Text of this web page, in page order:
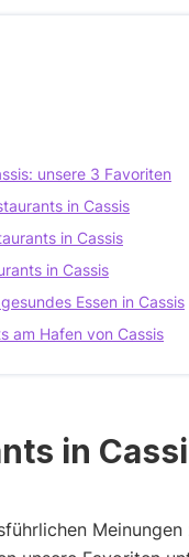
unsere 3 Favoriten
in Cassis
in Cassis
in Cassis
Essen in Cassis
am Hafen von Cassis
in